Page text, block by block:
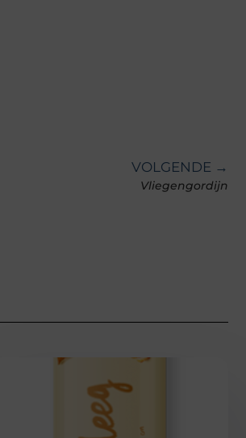
VOLGENDE →
Vliegengordijn